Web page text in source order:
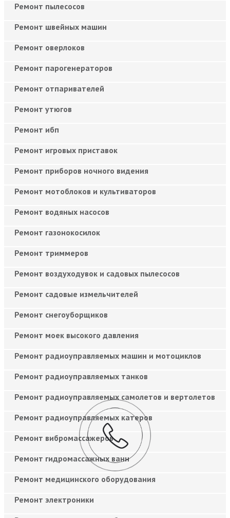
Ремонт пылесосов
Ремонт швейных машин
Ремонт оверлоков
Ремонт парогенераторов
Ремонт отпаривателей
Ремонт утюгов
Ремонт ибп
Ремонт игровых приставок
Ремонт приборов ночного видения
Ремонт мотоблоков и культиваторов
Ремонт водяных насосов
Ремонт газонокосилок
Ремонт триммеров
Ремонт воздуходувок и садовых пылесосов
Ремонт садовые измельчителей
Ремонт снегоуборщиков
Ремонт моек высокого давления
Ремонт радиоуправляемых машин и мотоциклов
Ремонт радиоуправляемых танков
Ремонт радиоуправляемых самолетов и вертолетов
Ремонт радиоуправляемых катеров
Ремонт вибромассажеров
Ремонт гидромассажных ванн
Ремонт медицинского оборудования
Ремонт электроники